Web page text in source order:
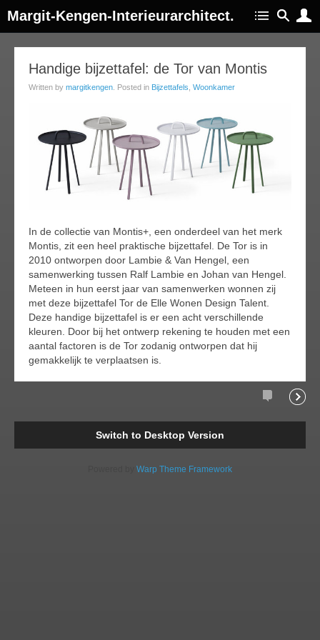
Margit-Kengen-Interieurarchitect.
Handige bijzettafel: de Tor van Montis
Written by margitkengen . Posted in Bijzettafels Woonkamer
In de collectie van Montis+, een onderdeel van het merk
Montis, zit een heel praktische bijzettafel. De Tor is in
2010 ontworpen door Lambie & Van Hengel, een
samenwerking tussen Ralf Lambie en Johan van Hengel.
Meteen in hun eerst jaar van samenwerken wonnen zij
met deze bijzettafel Tor de Elle Wonen Design Talent.
Deze handige bijzettafel is er een acht verschillende
kleuren. Door bij het ontwerp rekening te houden met een
aantal factoren is de Tor zodanig ontworpen dat hij
gemakkelijk te verplaatsen is.
Comments
Switch to Desktop Version
Warp Theme Framework